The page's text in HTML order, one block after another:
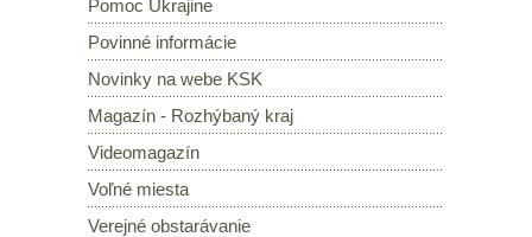
Pomoc Ukrajine
Povinné informácie
Novinky na webe KSK
Magazín - Rozhýbaný kraj
Videomagazín
Voľné miesta
Verejné obstarávanie